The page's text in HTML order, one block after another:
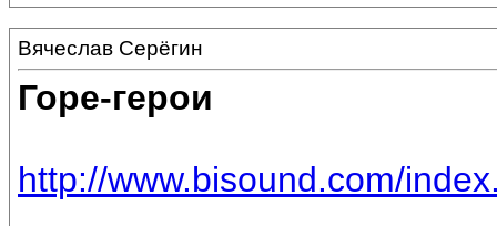
Вячеслав Серёгин
Горе-герои
http://www.bisound.com/